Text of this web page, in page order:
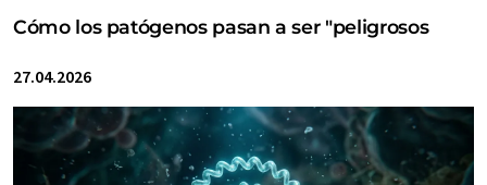
Cómo los patógenos pasan a ser "peligrosos
27.04.2026